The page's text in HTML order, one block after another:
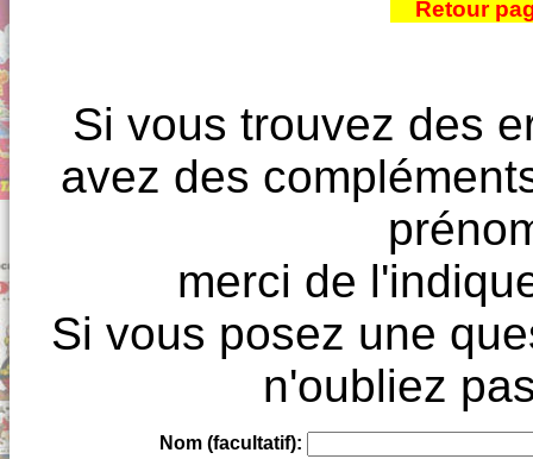
Retour
Si vous trouvez des
avez des
merci de
Si vous posez une
n'oubliez
Nom (facultatif):